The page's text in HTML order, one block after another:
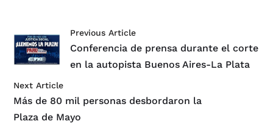
Previous Article
Conferencia de prensa durante el corte
en la autopista Buenos Aires-La Plata
Next Article
Más de 80 mil personas desbordaron la
Plaza de Mayo